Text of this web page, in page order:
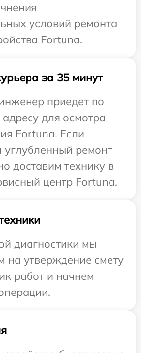
условий ремонта
Fortuna.
за 35 минут
приедет по
для осмотра
Fortuna. Если
углубленный ремонт
доставим технику в
центр Fortuna.
диагностики мы
на утверждение смету
работ и начнем